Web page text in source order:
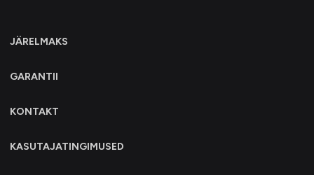
JÄRELMAKS
GARANTII
KONTAKT
KASUTAJATINGIMUSED